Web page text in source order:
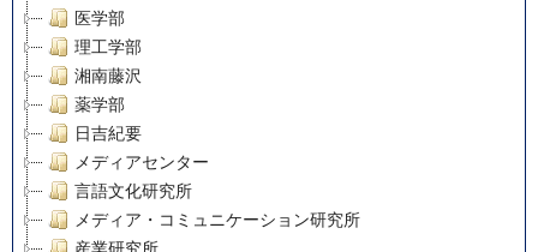
医学部
理工学部
湘南藤沢
薬学部
日吉紀要
メディアセンター
言語文化研究所
メディア・コミュニケーション研究所